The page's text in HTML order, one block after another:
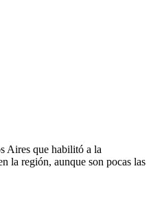
Aires que habilitó a la
la región, aunque son pocas las